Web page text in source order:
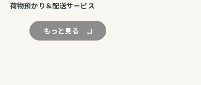
荷物預かり＆配送サービス
もっと見る